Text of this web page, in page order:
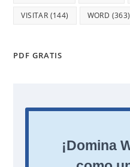
VISITAR (144) WORD (363)
PDF GRATIS